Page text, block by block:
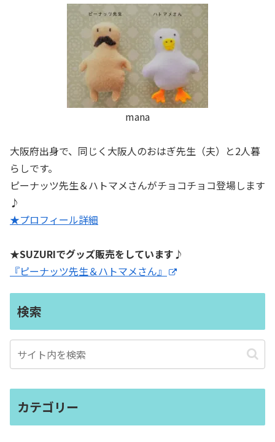
mana
大阪府出身で、同じく大阪人のおはぎ先生（夫）と2人暮
らしです。
ピーナッツ先生＆ハトマメさんがチョコチョコ登場します
♪
★プロフィール詳細
★SUZURIでグッズ販売をしています♪
『ピーナッツ先生＆ハトマメさん』
検索
カテゴリー